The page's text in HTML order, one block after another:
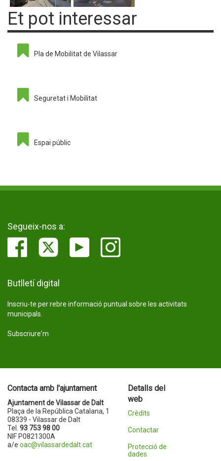
Et pot interessar
Pla de Mobilitat de Vilassar
Seguretat i Mobilitat
Espai públic
Segueix-nos a:
Butlletí digital
Inscriu-te per rebre informació puntual sobre les activitats
municipals.
Subscriure'm
Contacta amb l'ajuntament
Ajuntament de Vilassar de Dalt
Plaça de la República Catalana, 1
08339 - Vilassar de Dalt
Tel. 93 753 98 00
NIF P0821300A
a/e oac@vilassardedalt.cat
Detalls del
web
Crèdits
Contactar
Protecció de
dades